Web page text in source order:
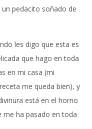
pedacito soñado de
les digo que esta es
que hago en toda
en mi casa (mi
me queda bien), y
está en el horno
me ha pasado en toda